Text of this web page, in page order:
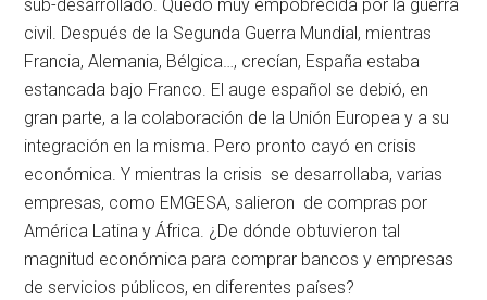
sub-desarrollado. Quedó muy empobrecida por la guerra
civil. Después de la Segunda Guerra Mundial, mientras
Francia, Alemania, Bélgica…, crecían, España estaba
estancada bajo Franco. El auge español se debió, en
gran parte, a la colaboración de la Unión Europea y a su
integración en la misma. Pero pronto cayó en crisis
económica. Y mientras la crisis se desarrollaba, varias
empresas, como EMGESA, salieron de compras por
América Latina y África. ¿De dónde obtuvieron tal
magnitud económica para comprar bancos y empresas
de servicios públicos, en diferentes países?